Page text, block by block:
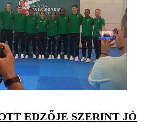
EDZŐJE SZERINT JÓ